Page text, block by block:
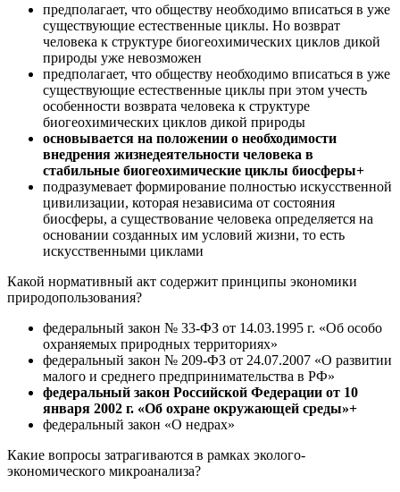
предполагает, что обществу необходимо вписаться в уже
существующие естественные циклы. Но возврат
человека к структуре биогеохимических циклов дикой
природы уже невозможен
предполагает, что обществу необходимо вписаться в уже
существующие естественные циклы при этом учесть
особенности возврата человека к структуре
биогеохимических циклов дикой природы
основывается на положении о необходимости
внедрения жизнедеятельности человека в
стабильные биогеохимические циклы биосферы+
подразумевает формирование полностью искусственной
цивилизации, которая независима от состояния
биосферы, а существование человека определяется на
основании созданных им условий жизни, то есть
искусственными циклами
Какой нормативный акт содержит принципы экономики
природопользования?
федеральный закон № 33-ФЗ от 14.03.1995 г. «Об особо
охраняемых природных территориях»
федеральный закон № 209-ФЗ от 24.07.2007 «О развитии
малого и среднего предпринимательства в РФ»
федеральный закон Российской Федерации от 10
января 2002 г. «Об охране окружающей среды»+
федеральный закон «О недрах»
Какие вопросы затрагиваются в рамках эколого-
экономического микроанализа?